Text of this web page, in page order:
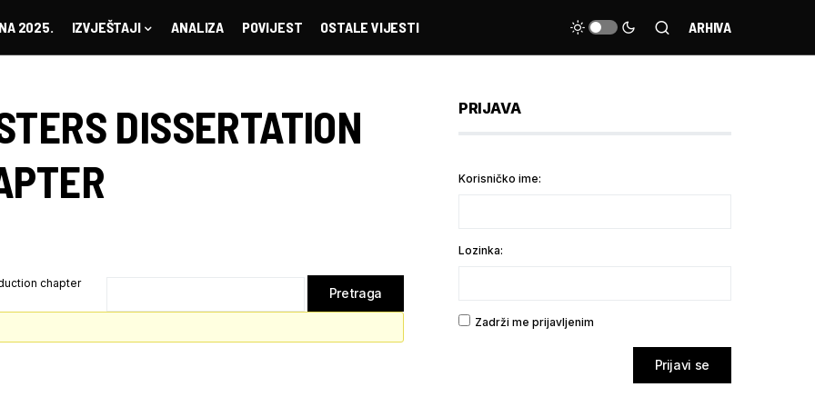
2025. IZVJEŠTAJI ANALIZA POVIJEST OSTALE VIJESTI ARHIVA
DISSERTATION
chapter
PRIJAVA
Korisničko ime:
Lozinka:
Zadrži me prijavljenim
Prijavi se